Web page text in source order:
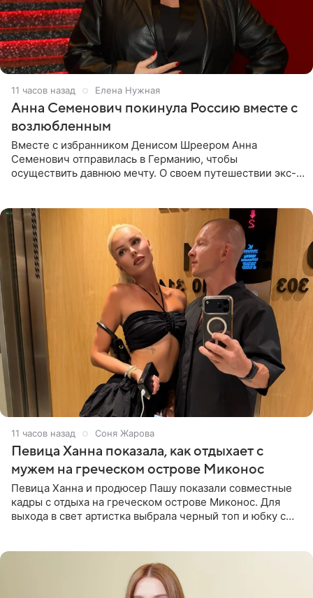
11 часов назад Елена Нужная
Анна Семенович покинула Россию вместе с
возлюбленным
Вместе с избранником Денисом Шреером Анна
Семенович отправилась в Германию, чтобы
осуществить давнюю мечту. О своем путешествии экс-
11 часов назад Соня Жарова
Певица Ханна показала, как отдыхает с
мужем на греческом острове Миконос
Певица Ханна и продюсер Пашу показали совместные
кадры с отдыха на греческом острове Миконос. Для
выхода в свет артистка выбрала черный топ и юбку с